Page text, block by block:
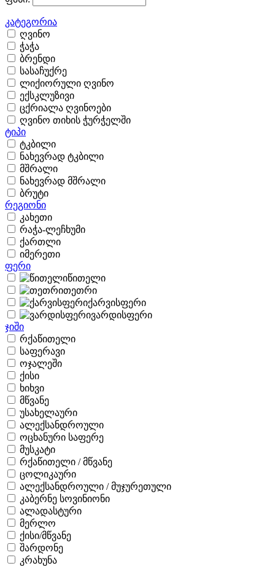
კატეგორია
ღვინო
ჭაჭა
ბრენდი
სასაჩუქრე
ლიქიორული ღვინო
ექსკლუზივი
ცქრიალა ღვინოები
ღვინო თიხის ჭურჭელში
ტიპი
ტკბილი
ნახევრად ტკბილი
მშრალი
ნახევრად მშრალი
ბრუტი
რეგიონი
კახეთი
რაჭა-ლეჩხუმი
ქართლი
იმერეთი
ფერი
წითელი
თეთრი
ქარვისფერი
ვარდისფერი
ჯიში
რქაწითელი
საფერავი
ოჯალეში
ქისი
ხიხვი
მწვანე
უსახელაური
ალექსანდროული
ოცხანური საფერე
მუსკატი
რქაწითელი / მწვანე
ცოლიკაური
ალექსანდროული / მუჯურეთული
კაბერნე სოვინიონი
ალადასტური
მერლო
ქისი/მწვანე
შარდონე
კრახუნა